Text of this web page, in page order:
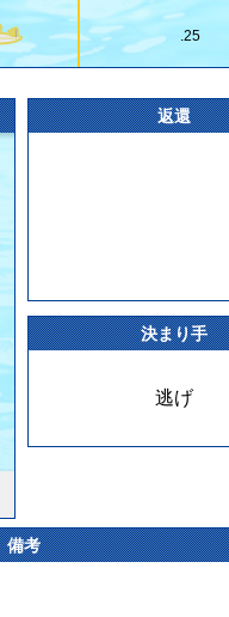
.25
返還
決まり手
逃げ
備考